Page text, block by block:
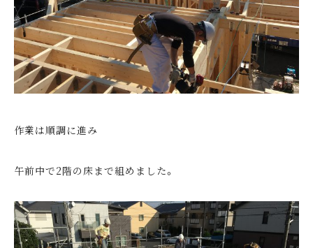
作業は順調に進み
午前中で2階の床まで組めました。